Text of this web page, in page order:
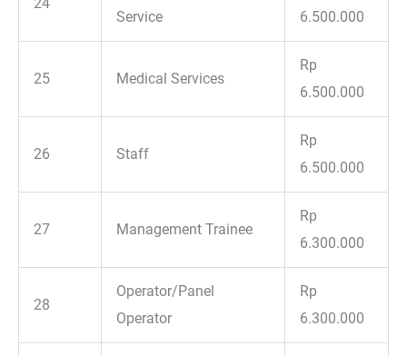
Service
6.500.000
25 Medical Services
Rp
6.500.000
26 Staff
Rp
6.500.000
27 Management Trainee
Rp
6.300.000
28
Operator/Panel
Operator
Rp
6.300.000